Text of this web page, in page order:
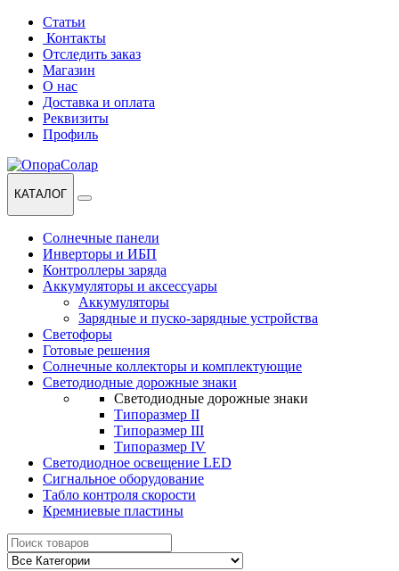
Перейти
навигации
Перейти
содержанию
Статьи
Контакты
Отследить заказ
Магазин
О нас
Доставка и оплата
Реквизиты
Профиль
КАТАЛОГ
Солнечные панели
Инверторы и ИБП
Контроллеры заряда
Аккумуляторы и аксессуары
Аккумуляторы
Зарядные и пуско-зарядные устройства
Светофоры
Готовые решения
Солнечные коллекторы и комплектующие
Светодиодные дорожные знаки
Светодиодные дорожные знаки
Типоразмер II
Типоразмер III
Типоразмер IV
Светодиодное освещение LED
Сигнальное оборудование
Табло контроля скорости
Кремниевые пластины
Найти: